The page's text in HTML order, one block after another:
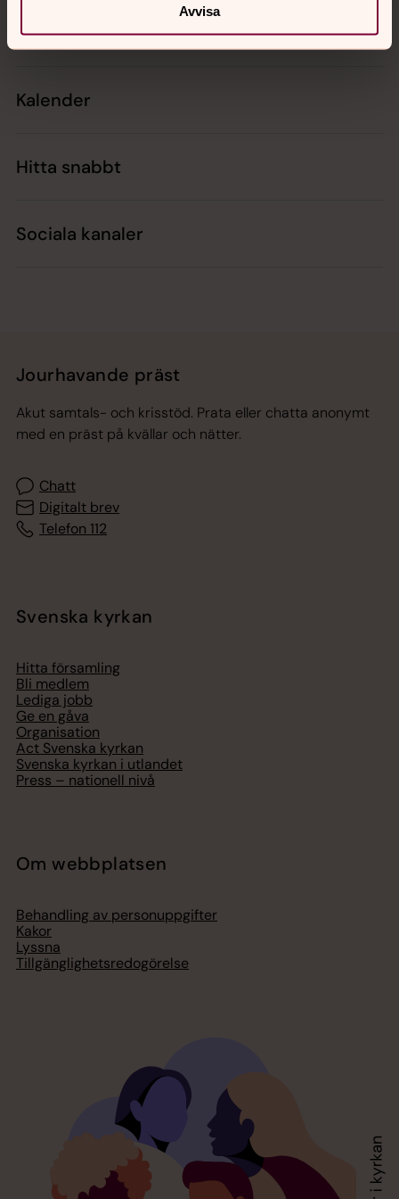
Avvisa
Kontakt
Kalender
Hitta snabbt
Sociala kanaler
Jourhavande präst
Akut samtals- och krisstöd. Prata eller chatta anonymt
med en präst på kvällar och nätter.
Chatt
Digitalt brev
Telefon 112
Svenska kyrkan
Hitta församling
Bli medlem
Lediga jobb
Ge en gåva
Organisation
Act Svenska kyrkan
Svenska kyrkan i utlandet
Press – nationell nivå
Om webbplatsen
Behandling av personuppgifter
Kakor
Lyssna
Tillgänglighetsredogörelse